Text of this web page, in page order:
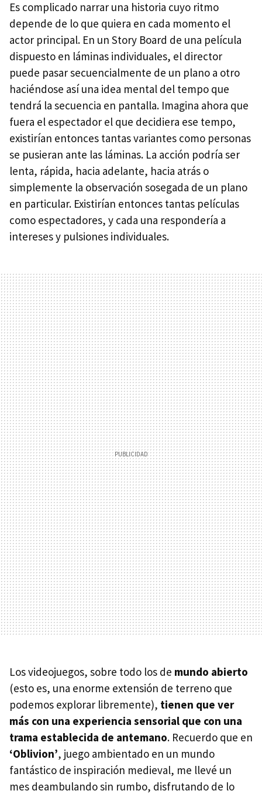
Es complicado narrar una historia cuyo ritmo
depende de lo que quiera en cada momento el
actor principal. En un Story Board de una película
dispuesto en láminas individuales, el director
puede pasar secuencialmente de un plano a otro
haciéndose así una idea mental del tempo que
tendrá la secuencia en pantalla. Imagina ahora que
fuera el espectador el que decidiera ese tempo,
existirían entonces tantas variantes como personas
se pusieran ante las láminas. La acción podría ser
lenta, rápida, hacia adelante, hacia atrás o
simplemente la observación sosegada de un plano
en particular. Existirían entonces tantas películas
como espectadores, y cada una respondería a
intereses y pulsiones individuales.
Los videojuegos, sobre todo los de mundo abierto
(esto es, una enorme extensión de terreno que
podemos explorar libremente), tienen que ver
más con una experiencia sensorial que con una
trama establecida de antemano. Recuerdo que en
‘Oblivion’, juego ambientado en un mundo
fantástico de inspiración medieval, me llevé un
mes deambulando sin rumbo, disfrutando de lo